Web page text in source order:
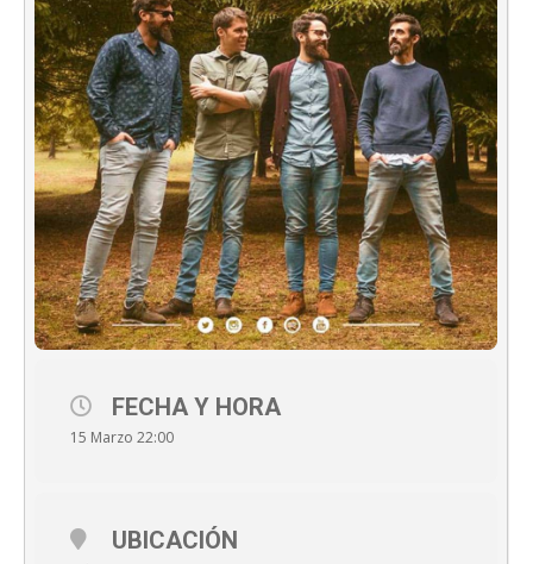
FECHA Y HORA
15 Marzo 22:00
UBICACIÓN